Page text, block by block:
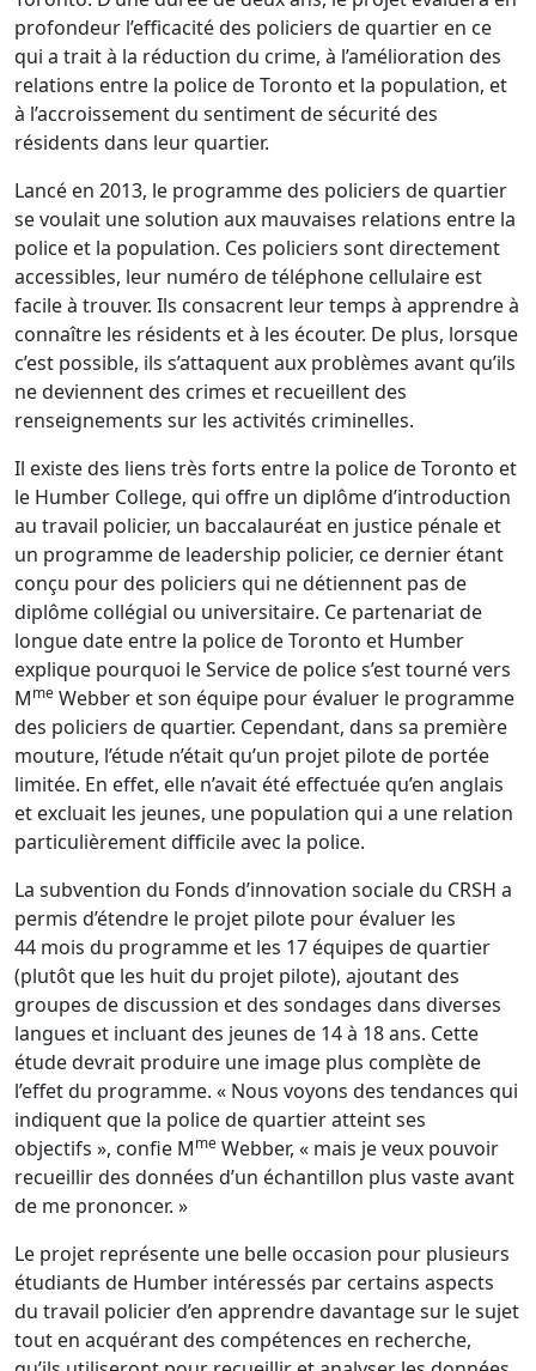
profondeur l’efficacité des policiers de quartier en ce
qui a trait à la réduction du crime, à l’amélioration des
relations entre la police de Toronto et la population, et
à l’accroissement du sentiment de sécurité des
résidents dans leur quartier.
Lancé en 2013, le programme des policiers de quartier
se voulait une solution aux mauvaises relations entre la
police et la population. Ces policiers sont directement
accessibles, leur numéro de téléphone cellulaire est
facile à trouver. Ils consacrent leur temps à apprendre à
connaître les résidents et à les écouter. De plus, lorsque
c’est possible, ils s’attaquent aux problèmes avant qu’ils
ne deviennent des crimes et recueillent des
renseignements sur les activités criminelles.
Il existe des liens très forts entre la police de Toronto et
le Humber College, qui offre un diplôme d’introduction
au travail policier, un baccalauréat en justice pénale et
un programme de leadership policier, ce dernier étant
conçu pour des policiers qui ne détiennent pas de
diplôme collégial ou universitaire. Ce partenariat de
longue date entre la police de Toronto et Humber
explique pourquoi le Service de police s’est tourné vers
Mme Webber et son équipe pour évaluer le programme
des policiers de quartier. Cependant, dans sa première
mouture, l’étude n’était qu’un projet pilote de portée
limitée. En effet, elle n’avait été effectuée qu’en anglais
et excluait les jeunes, une population qui a une relation
particulièrement difficile avec la police.
La subvention du Fonds d’innovation sociale du CRSH a
permis d’étendre le projet pilote pour évaluer les
44 mois du programme et les 17 équipes de quartier
(plutôt que les huit du projet pilote), ajoutant des
groupes de discussion et des sondages dans diverses
langues et incluant des jeunes de 14 à 18 ans. Cette
étude devrait produire une image plus complète de
l’effet du programme. « Nous voyons des tendances qui
indiquent que la police de quartier atteint ses
objectifs », confie Mme Webber, « mais je veux pouvoir
recueillir des données d’un échantillon plus vaste avant
de me prononcer. »
Le projet représente une belle occasion pour plusieurs
étudiants de Humber intéressés par certains aspects
du travail policier d’en apprendre davantage sur le sujet
tout en acquérant des compétences en recherche,